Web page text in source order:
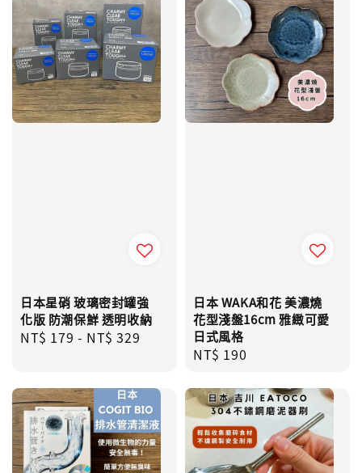
日本星硝 玻璃密封罐強
化版 防潮保鮮 透明收納
Regular
NT$ 179 - NT$ 329
日本 WAKA和花 美濃燒
花型淺盤16cm 雅緻可愛
日式風格
Regular
NT$ 190